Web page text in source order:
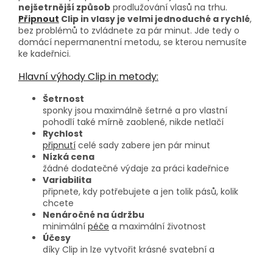
nejšetrnější způsob prodlužování vlasů na trhu.
Připnout Clip in vlasy je velmi jednoduché a rychlé,
bez problémů to zvládnete za pár minut. Jde tedy o
domácí nepermanentní metodu, se kterou nemusíte
ke kadeřnici.
Hlavní výhody Clip in metody:
Šetrnost
sponky jsou maximálně šetrné a pro vlastní
pohodlí také mírně zaoblené, nikde netlačí
Rychlost
připnutí celé sady zabere jen pár minut
Nízká cena
žádné dodatečné výdaje za práci kadeřnice
Variabilita
připnete, kdy potřebujete a jen tolik pásů, kolik
chcete
Nenáročné na údržbu
minimální péče a maximální životnost
Účesy
díky Clip in lze vytvořit krásné svatební a